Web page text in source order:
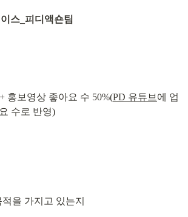
스_피디액숀팀
홍보영상 좋아요 수 50%(PD 유튜브 에 업
수로 반영)
을 가지고 있는지